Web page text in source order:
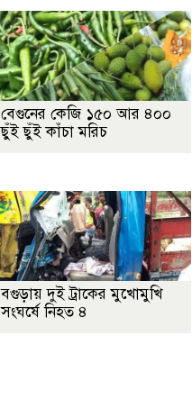
বেগুনের কেজি ১৫০ আর ৪০০
ছুঁই ছুঁই কাঁচা মরিচ
বগুড়ায় দুই ট্রাকের মুখোমুখি
সংঘর্ষে নিহত ৪